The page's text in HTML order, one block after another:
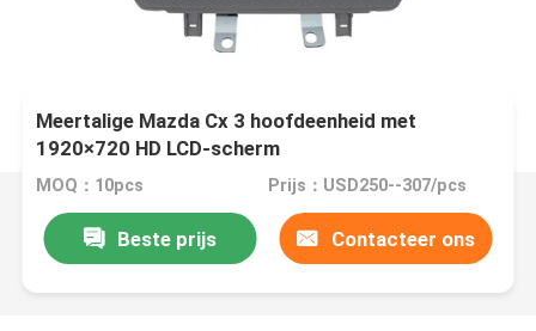
Meertalige Mazda Cx 3 hoofdeenheid met
1920×720 HD LCD-scherm
MOQ：10pcs Prijs：USD250--307/pcs
Beste prijs Contacteer ons